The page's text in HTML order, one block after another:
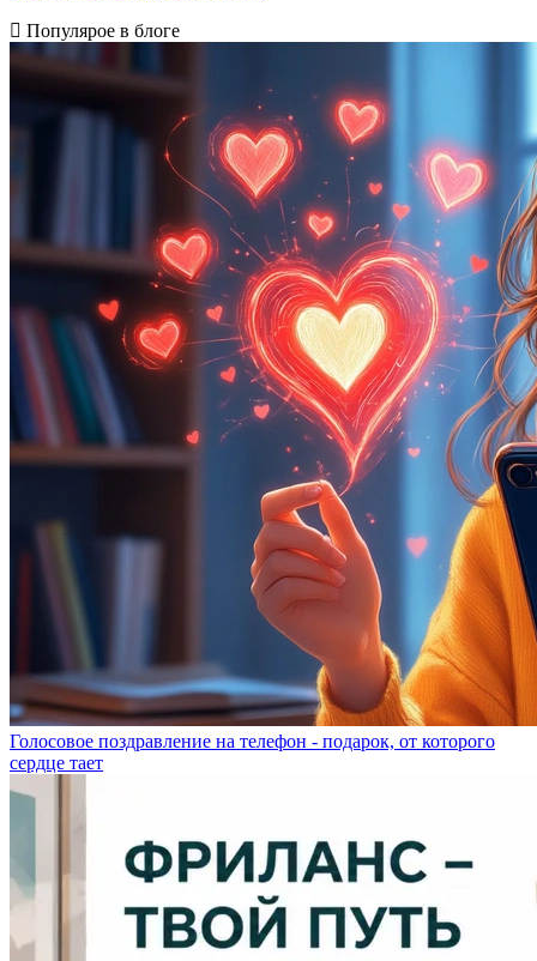
Популярое в блоге
Голосовое поздравление на телефон - подарок, от которого
сердце тает